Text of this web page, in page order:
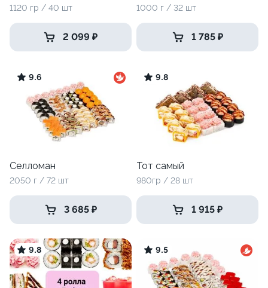
1120 гр / 40 шт
2 099 ₽
1000 г / 32 шт
1 785 ₽
9.6
Селломан
2050 г / 72 шт
3 685 ₽
9.8
Тот самый
980гр / 28 шт
1 915 ₽
9.8 9.5